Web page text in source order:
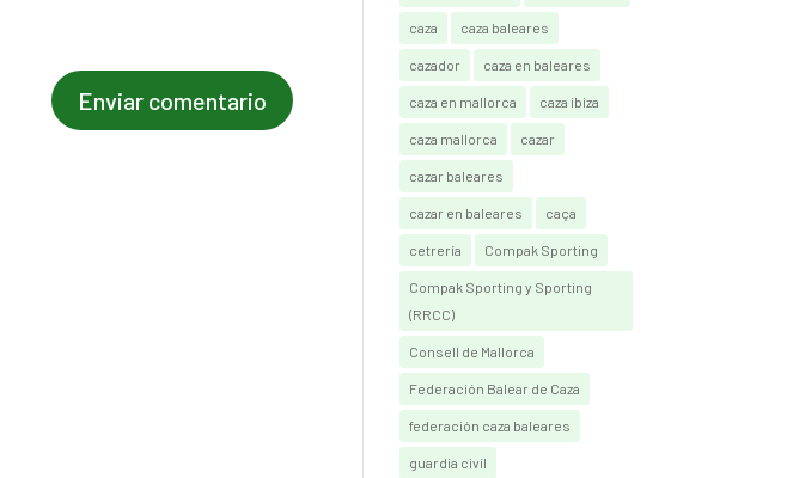
caza caza baleares
cazador caza en baleares
caza en mallorca caza ibiza
caza mallorca cazar
cazar baleares
cazar en baleares caça
cetrería Compak Sporting
Compak Sporting y Sporting
(RRCC)
Consell de Mallorca
Federación Balear de Caza
federación caza baleares
guardia civil